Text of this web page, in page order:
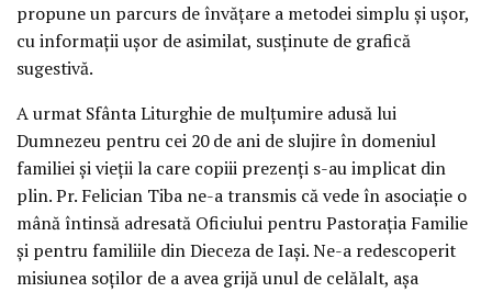
propune un parcurs de învățare a metodei simplu și ușor,
cu informații ușor de asimilat, susținute de grafică
sugestivă.
A urmat Sfânta Liturghie de mulțumire adusă lui
Dumnezeu pentru cei 20 de ani de slujire în domeniul
familiei și vieții la care copiii prezenți s-au implicat din
plin. Pr. Felician Tiba ne-a transmis că vede în asociație o
mână întinsă adresată Oficiului pentru Pastorația Familie
și pentru familiile din Dieceza de Iași. Ne-a redescoperit
misiunea soților de a avea grijă unul de celălalt, așa